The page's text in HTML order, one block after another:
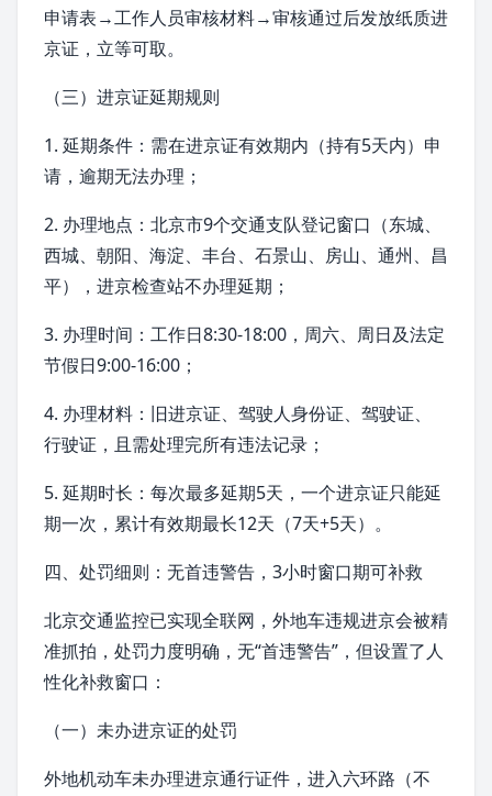
申请表→工作人员审核材料→审核通过后发放纸质进
京证，立等可取。
（三）进京证延期规则
1. 延期条件：需在进京证有效期内（持有5天内）申
请，逾期无法办理；
2. 办理地点：北京市9个交通支队登记窗口（东城、
西城、 朝阳、 海淀、 丰台、 石景山、 房山、通州、昌
平），进京检查站不办理延期；
3. 办理时间：工作日8:30-18:00，周六、周日及法定
节假日9:00-16:00；
4. 办理材料：旧进京证、驾驶人身份证、驾驶证、
行驶证，且需处理完所有违法记录；
5. 延期时长：每次最多延期5天，一个进京证只能延
期一次，累计有效期最长12天（7天+5天）。
四、处罚细则：无首违警告，3小时窗口期可补救
北京交通监控已实现全联网，外地车违规进京会被精
准抓拍，处罚力度明确，无“首违警告”，但设置了人
性化补救窗口：
（一）未办进京证的处罚
外地机动车未办理进京通行证件，进入六环路（不